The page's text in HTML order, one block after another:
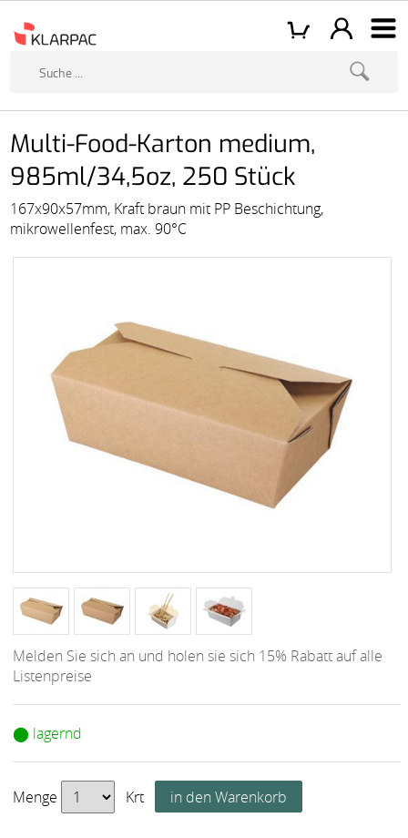
Multi-Food-Karton medium,
985ml/34,5oz, 250 Stück
167x90x57mm, Kraft braun mit PP Beschichtung,
mikrowellenfest, max. 90°C
Melden Sie sich an und holen sie sich 15% Rabatt auf alle
Listenpreise
⬤ lagernd
Menge Krt